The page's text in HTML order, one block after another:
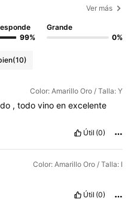
Ver más
99%
Grande
0%
(10)
Color: Amarillo Oro / Talla: Y
, todo vino en excelente
Útil (0)
Color: Amarillo Oro / Talla: I
Útil (0)